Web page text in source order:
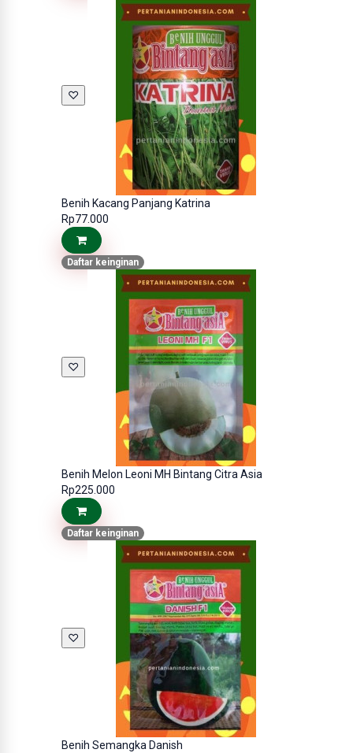
♡
Benih Kacang Panjang Katrina
Rp77.000
Daftar keinginan
♡
Benih Melon Leoni MH Bintang Citra Asia
Rp225.000
Daftar keinginan
♡
Benih Semangka Danish